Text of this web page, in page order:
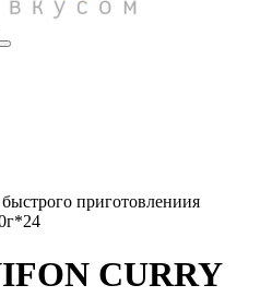
приготовлениия
CURRY